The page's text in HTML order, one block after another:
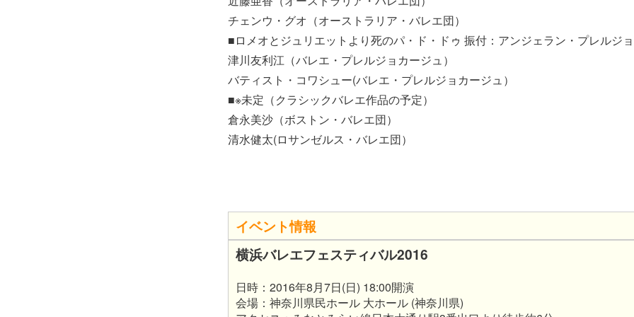
チェンウ・グオ（オーストラリア・バレエ団）
■ロメオとジュリエットより死のパ・ド・ドゥ 振付：アンジェラン・プレルジ
津川友利江（バレエ・プレルジョカージュ）
バティスト・コワシュー(バレエ・プレルジョカージュ）
■※未定（クラシックバレエ作品の予定）
倉永美沙（ボストン・バレエ団）
清水健太(ロサンゼルス・バレエ団）
イベント情報
横浜バレエフェスティバル2016
日時：2016年8月7日(日) 18:00開演
会場：神奈川県民ホール 大ホール (神奈川県)